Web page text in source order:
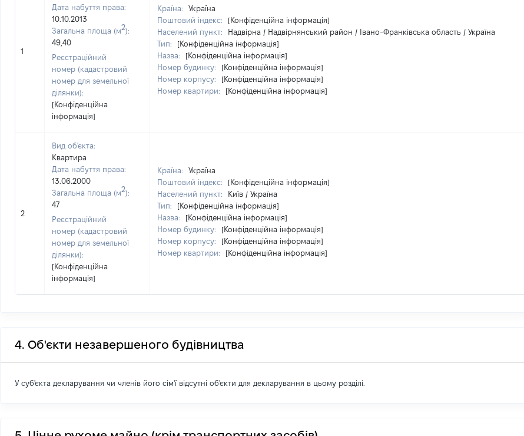
1
Дата набуття права:
10.10.2013
Загальна площа (м2):
49,40
Реєстраційний
номер (кадастровий
номер для земельної
ділянки):
[Конфіденційна
інформація]
Країна:
Україна
Поштовий індекс:
[Конфіденційна інформація]
Населений пункт:
Надвірна / Надвірнянський район / Івано-Франківська область / Україна
Тип:
[Конфіденційна інформація]
Назва:
[Конфіденційна інформація]
Номер будинку:
[Конфіденційна інформація]
Номер корпусу:
[Конфіденційна інформація]
Номер квартири:
[Конфіденційна інформація]
2
Вид об'єкта:
Квартира
Дата набуття права:
13.06.2000
Загальна площа (м2):
47
Реєстраційний
номер (кадастровий
номер для земельної
ділянки):
[Конфіденційна
інформація]
Країна:
Україна
Поштовий індекс:
[Конфіденційна інформація]
Населений пункт:
Київ / Україна
Тип:
[Конфіденційна інформація]
Назва:
[Конфіденційна інформація]
Номер будинку:
[Конфіденційна інформація]
Номер корпусу:
[Конфіденційна інформація]
Номер квартири:
[Конфіденційна інформація]
4. Об'єкти незавершеного будівництва
У суб'єкта декларування чи членів його сім'ї відсутні об'єкти для декларування в цьому розділі.